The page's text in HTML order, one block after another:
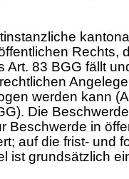
Rechts,
Art. 83 BGG fällt
werden kann (
). Die
Beschwerde in
auf die frist- und
ist grundsätzlich